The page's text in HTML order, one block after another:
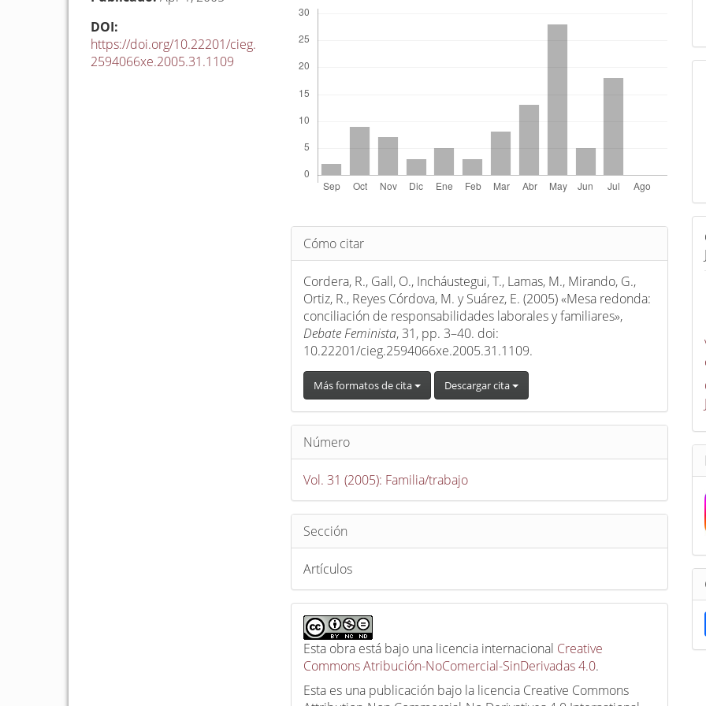
DOI:
https://doi.org/10.22201/cieg.
2594066xe.2005.31.1109
Detalles
del
artículo
Cómo citar
Cordera, R., Gall, O., Incháustegui, T., Lamas, M., Mirando, G.,
Ortiz, R., Reyes Córdova, M. y Suárez, E. (2005) «Mesa redonda:
conciliación de responsabilidades laborales y familiares»,
Debate Feminista, 31, pp. 3–40. doi:
10.22201/cieg.2594066xe.2005.31.1109.
Más formatos de cita Descargar cita
Número
Vol. 31 (2005): Familia/trabajo
Sección
Artículos
Esta obra está bajo una licencia internacional Creative
Commons Atribución-NoComercial-SinDerivadas 4.0.
Esta es una publicación bajo la licencia Creative Commons
t
i